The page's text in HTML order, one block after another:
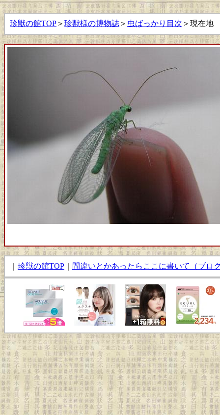
珍獣の館TOP ＞ 珍獣様の博物誌 ＞ 虫ばっかり目次 ＞現在地
珍獣の館TOP 間違いとかあったらここに書いて（ブロ